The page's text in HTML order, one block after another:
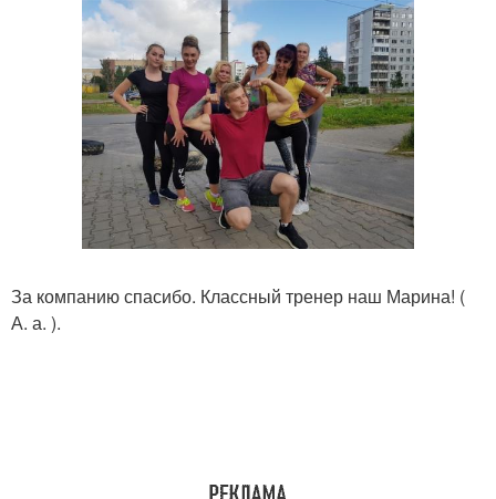
За компанию спасибо. Классный тренер наш Марина! (
А. а. ).